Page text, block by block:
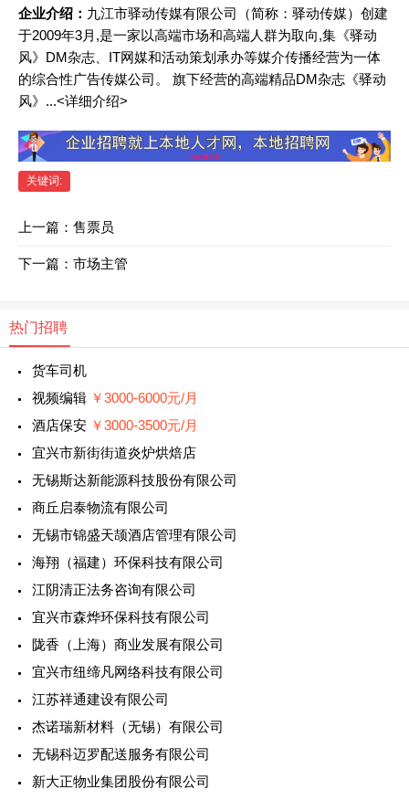
企业介绍： 九江市驿动传媒有限公司（简称：驿动传媒）创建
于2009年3月,是一家以高端市场和高端人群为取向,集《驿动
风》DM杂志、IT网媒和活动策划承办等媒介传播经营为一体
的综合性广告传媒公司。 旗下经营的高端精品DM杂志《驿动
风》...<详细介绍>
关键词:
上一篇： 售票员
下一篇： 市场主管
热门招聘
货车司机
视频编辑 ￥3000-6000元/月
酒店保安 ￥3000-3500元/月
宜兴市新街街道炎炉烘焙店
无锡斯达新能源科技股份有限公司
商丘启泰物流有限公司
无锡市锦盛天颉酒店管理有限公司
海翔（福建）环保科技有限公司
江阴清正法务咨询有限公司
宜兴市森烨环保科技有限公司
陇香（上海）商业发展有限公司
宜兴市纽缔凡网络科技有限公司
江苏祥通建设有限公司
杰诺瑞新材料（无锡）有限公司
无锡科迈罗配送服务有限公司
新大正物业集团股份有限公司